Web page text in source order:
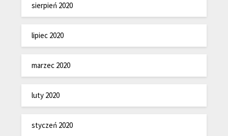
sierpień 2020
lipiec 2020
marzec 2020
luty 2020
styczeń 2020